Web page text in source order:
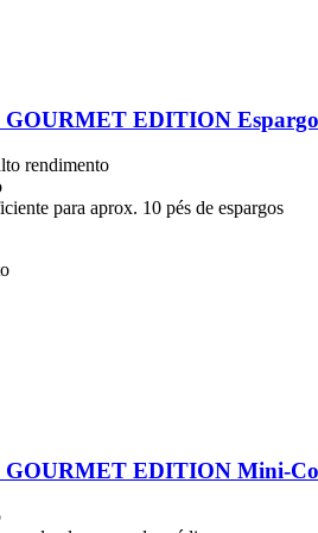
GOURMET EDITION
rendimento
para aprox. 10 pés de espargos
GOURMET EDITION Mini-​